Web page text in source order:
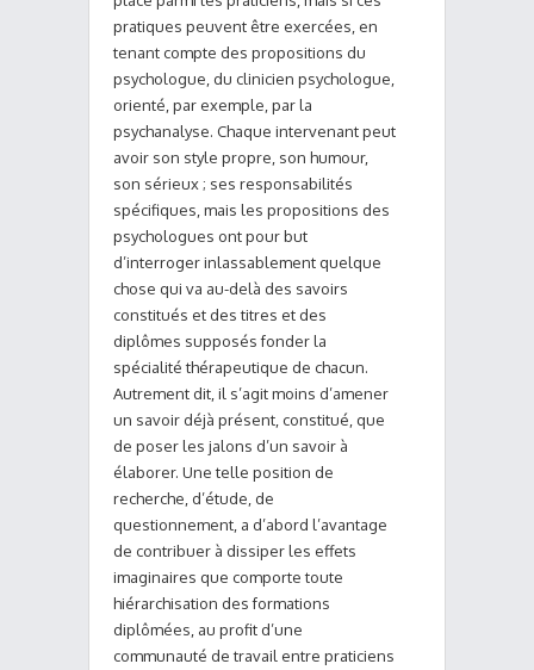
pratiques peuvent être exercées, en
tenant compte des propositions du
psychologue, du clinicien psychologue,
orienté, par exemple, par la
psychanalyse. Chaque intervenant peut
avoir son style propre, son humour,
son sérieux ; ses responsabilités
spécifiques, mais les propositions des
psychologues ont pour but
d’interroger inlassablement quelque
chose qui va au-delà des savoirs
constitués et des titres et des
diplômes supposés fonder la
spécialité thérapeutique de chacun.
Autrement dit, il s’agit moins d’amener
un savoir déjà présent, constitué, que
de poser les jalons d’un savoir à
élaborer. Une telle position de
recherche, d’étude, de
questionnement, a d’abord l’avantage
de contribuer à dissiper les effets
imaginaires que comporte toute
hiérarchisation des formations
diplômées, au profit d’une
communauté de travail entre praticiens